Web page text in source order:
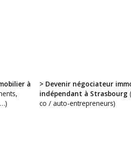
à
> Devenir négociateur
indépendant à Strasbourg
co / auto-entrepreneurs)